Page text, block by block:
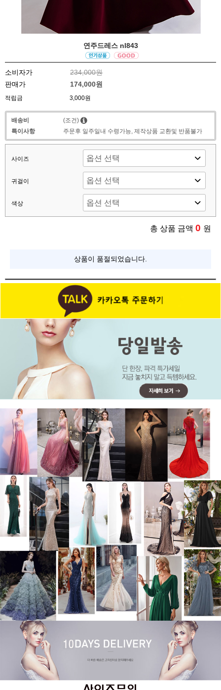
연주드레스 nl843
소비자가
234,000원
판매가
174,000원
적립금 3,000원
배송비
(조건)
특이사항
주문후 일주일내 수령가능, 제작상품 교환및 반품불가
사이즈
귀걸이
색상
총 상품 금액 0 원
상품이 품절되었습니다.